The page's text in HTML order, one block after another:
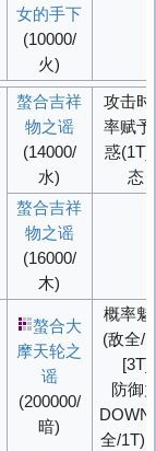
女的手下
(10000/
火)
螯合吉祥
物之谣
(14000/
水)
攻击时
率赋予
惑(1T)
态
螯合吉祥
物之谣
(16000/
木)
螯合大
摩天轮之
谣
(200000/
暗)
概率魅
(敌全/
[3T]
防御
全/